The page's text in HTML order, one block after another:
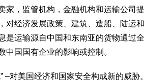
家，监管机构，金融机构和运输公司
对经济发展政策、建筑、造船、陆运
是运输源自中国和东南亚的货物通过全
国国有企业的影响或控制。
美国经济和国家安全构成新的威胁